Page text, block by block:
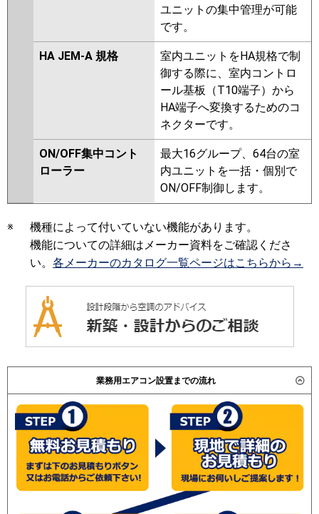
ユニットの集中管理が可能
です。
HA JEM-A 規格
室内ユニットをHA規格で制
御する際に、室内コントロ
ール基板（T10端子）から
HA端子へ変換するためのコ
ネクターです。
ON/OFF集中コント
ローラー
最大16グループ、64台の室
内ユニットを一括・個別で
ON/OFF制御します。
※
機種によって付いていない機能があります。
機能についての詳細はメーカー資料をご確認くださ
い。 各メーカーのカタログ一覧ページはこちらから→
業務用エアコン設置までの流れ